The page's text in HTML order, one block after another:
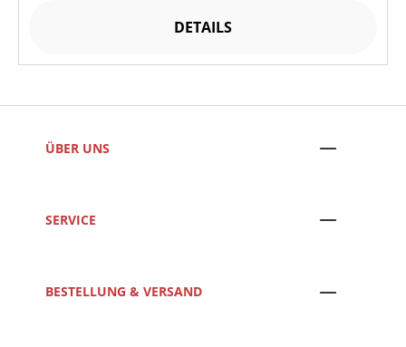
DETAILS
ÜBER UNS
SERVICE
BESTELLUNG & VERSAND